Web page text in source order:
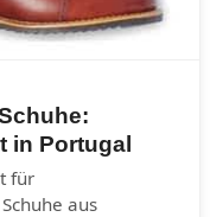
in Portugal
für
aus